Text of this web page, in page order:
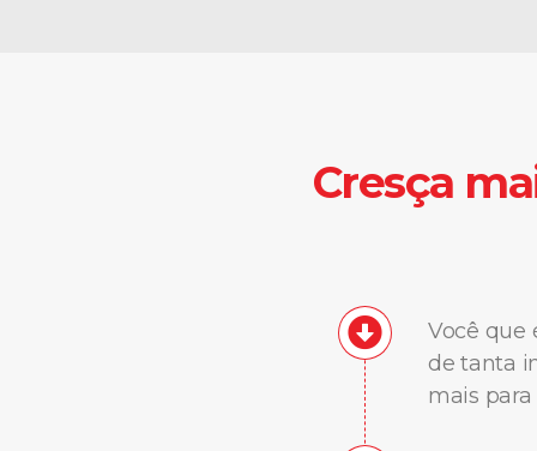
Cresça
Você que
de tanta
mais para